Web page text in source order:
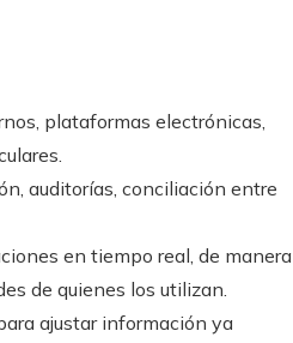
plataformas electrónicas,
auditorías, conciliación entre
en tiempo real, de manera
de quienes los utilizan.
ajustar información ya